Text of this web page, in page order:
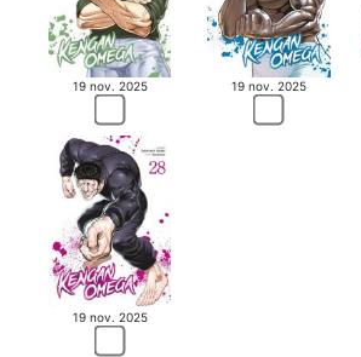
19 nov. 2025 19 nov. 2025
19 nov. 2025